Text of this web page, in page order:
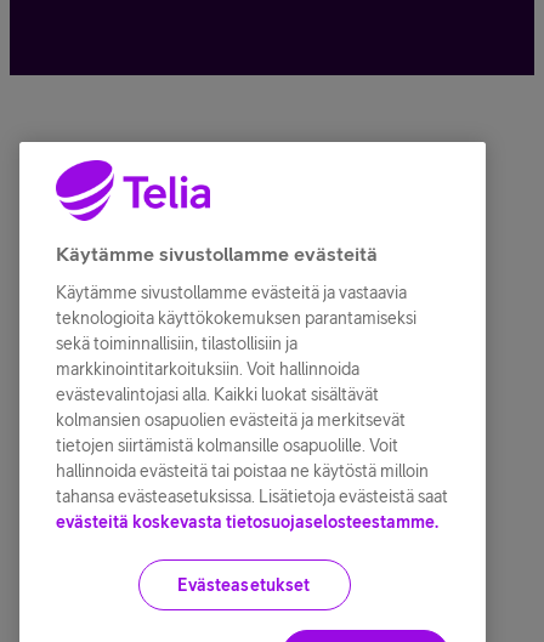
Käytämme sivustollamme evästeitä
Käytämme sivustollamme evästeitä ja vastaavia
teknologioita käyttökokemuksen parantamiseksi
sekä toiminnallisiin, tilastollisiin ja
markkinointitarkoituksiin. Voit hallinnoida
evästevalintojasi alla. Kaikki luokat sisältävät
kolmansien osapuolien evästeitä ja merkitsevät
tietojen siirtämistä kolmansille osapuolille. Voit
hallinnoida evästeitä tai poistaa ne käytöstä milloin
tahansa evästeasetuksissa. Lisätietoja evästeistä saat
evästeitä koskevasta tietosuojaselosteestamme.
Evästeasetukset